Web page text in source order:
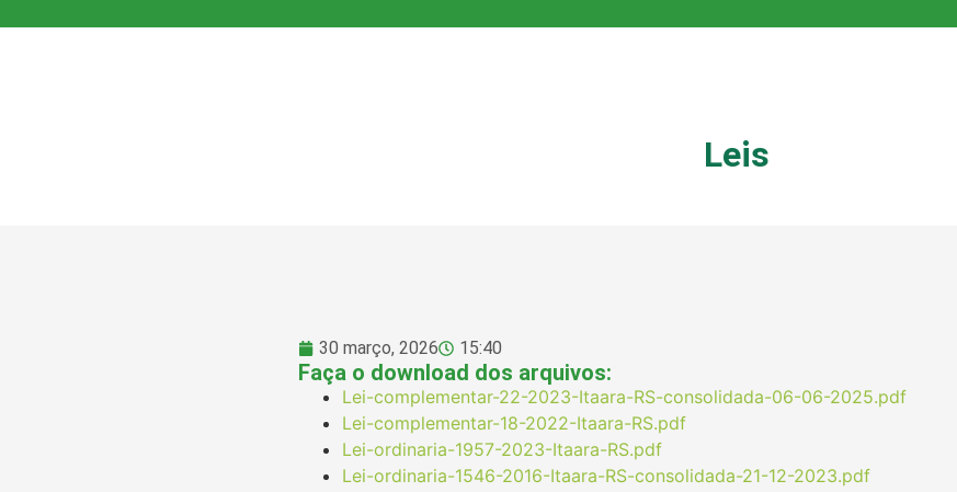
Leis
30 março, 2026 15:40
Faça o download dos arquivos:
Lei-complementar-22-2023-Itaara-RS-consolidada-06-06-2025.pdf
Lei-complementar-18-2022-Itaara-RS.pdf
Lei-ordinaria-1957-2023-Itaara-RS.pdf
Lei-ordinaria-1546-2016-Itaara-RS-consolidada-21-12-2023.pdf